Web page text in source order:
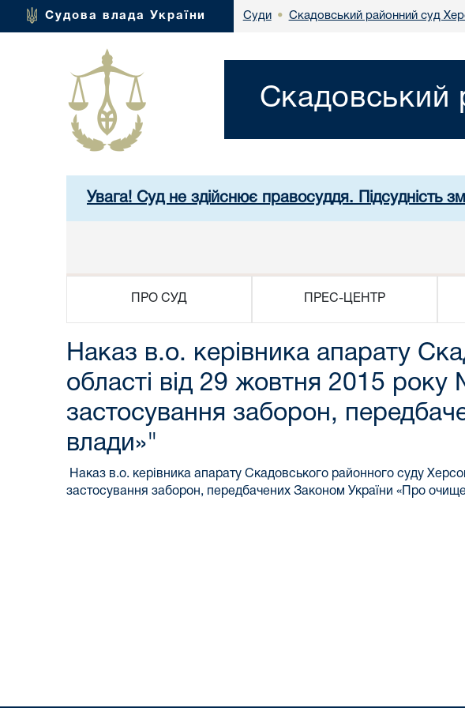
Судова влада України Суди • Скадовський районний суд
Скадовський
Увага! Суд не здійснює правосуддя. Підсудність
ПРО СУД ПРЕС-ЦЕНТР
Наказ в.о. керівника апарату
області від 29 жовтня 2015
застосування заборон,
влади»"
Наказ в.о. керівника апарату Скадовського районного суду
застосування заборон, передбачених Законом України «Про